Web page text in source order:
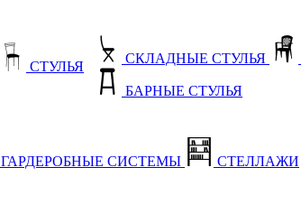
СТУЛЬЯ
СКЛАДНЫЕ СТУЛЬЯ
БАРНЫЕ СТУЛЬЯ
ГАРДЕРОБНЫЕ СИСТЕМЫ СТЕЛЛАЖИ